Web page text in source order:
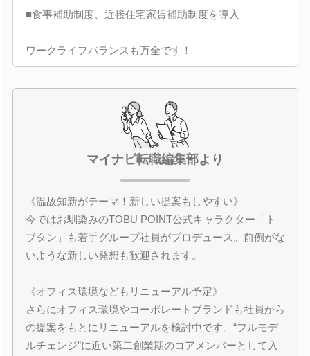
■食事補助制度、近接住宅家賃補助制度を導入
ワークライフバランスも万全です！
マイナビ転職編集部より
《温故知新がテーマ！新しい提案もしやすい》
今ではお馴染みのTOBU POINT公式キャラクター「ト
ブタン」も若手グループ社員がプロデュース。前例がな
いような新しい発想も歓迎されます。
《オフィス環境などもリニューアル予定》
さらにオフィス環境やコーポレートブランドも社員から
の提案をもとにリニューアルを検討中です。“フルモデ
ルチェンジ”に近い第二創業期のコアメンバーとして入